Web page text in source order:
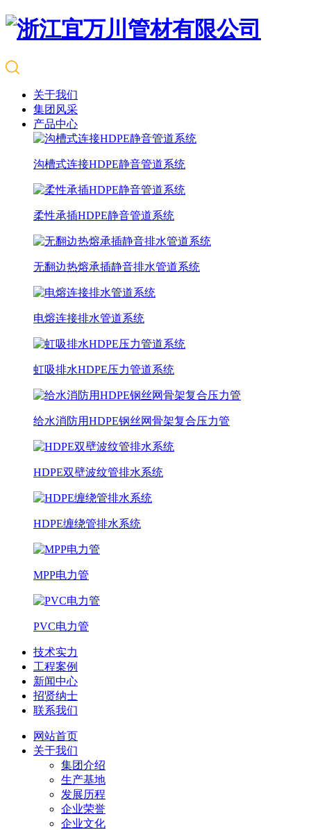
关于我们
集团风采
产品中心
沟槽式连接HDPE静音管道系统
柔性承插HDPE静音管道系统
无翻边热熔承插静音排水管道系统
电熔连接排水管道系统
虹吸排水HDPE压力管道系统
给水消防用HDPE钢丝网骨架复合压力管
HDPE双壁波纹管排水系统
HDPE缠绕管排水系统
MPP电力管
PVC电力管
技术实力
工程案例
新闻中心
招贤纳士
联系我们
网站首页
关于我们
集团介绍
生产基地
发展历程
企业荣誉
企业文化